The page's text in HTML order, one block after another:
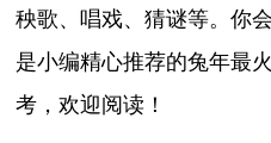
秧歌、唱戏、猜谜等。你
是小编精心推荐的兔年最
考，欢迎阅读！